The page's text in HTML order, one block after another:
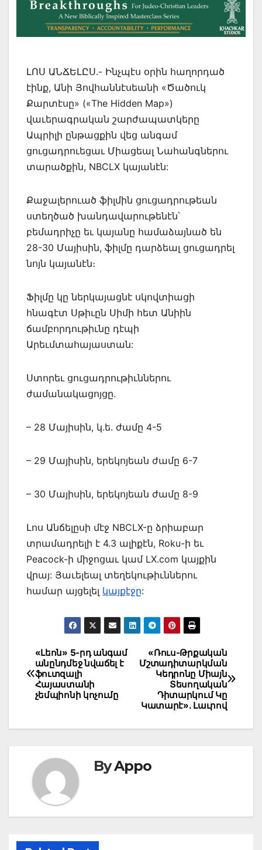
ԼՈՍ ԱՆՃԵԼԸՍ.- Ինչպէս օրին հաղորդած
էինք, Անի Յովհաննէսեանի «Ծածուկ
Քարտէսը» («The Hidden Map»)
վաւերագրական շարժապատկերը
Ապրիլի ընթացքին վեց անգամ
ցուցադրուեցաւ Միացեալ Նահանգներու
տարածքին, NBCLX կայանէն:
Քաջալերուած ֆիլմին ցուցադրութեան
ստեղծած խանդավարութենէն՝
բեմադրիչը եւ կայանը համաձայնած են
28-30 Մայիսին, ֆիլմը դարձեալ ցուցադրել
նոյն կայանէն։
Ֆիլմը կը ներկայացնէ սկովտիացի
հնագէտ Սթիւըն Սիմի հետ Անիին
ճամբորդութիւնը դէպի
Արեւմտահայաստան:
Ստորեւ ցուցադրութիւններու
ժամանակացոյցը.
– 28 Մայիսին, կ.ե. ժամը 4-5
– 29 Մայիսին, երեկոյեան ժամը 6-7
– 30 Մայիսին, երեկոյեան ժամը 8-9
Լոս Անճելըսի մէջ NBCLX-ը ձրիաբար
տրամադրելի է 4.3 ալիքէն, Roku-ի եւ
Peacock-ի միջոցաւ կամ LX.com կայքին
վրայ: Յաւելեալ տեղեկութիւններու
համար այցելել կայքէջը:
Post
navigation
«Ռուս-Թրքական
Մշտադիտարկման
Կեդրոնը Միայն
Տեսողական
Դիտարկում Կը
Կատարէ». Լաւրով
«Լեոն» 5-րդ անգամ
անընդմեջ նվաճել է
ֆուտզալի
Հայաստանի
չեմպիոնի կոչումը
ByAppo